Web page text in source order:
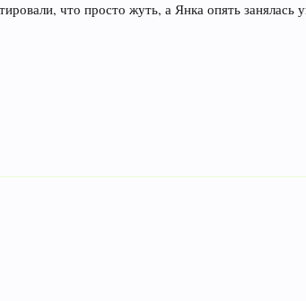
что просто жуть, а Янка опять занялась